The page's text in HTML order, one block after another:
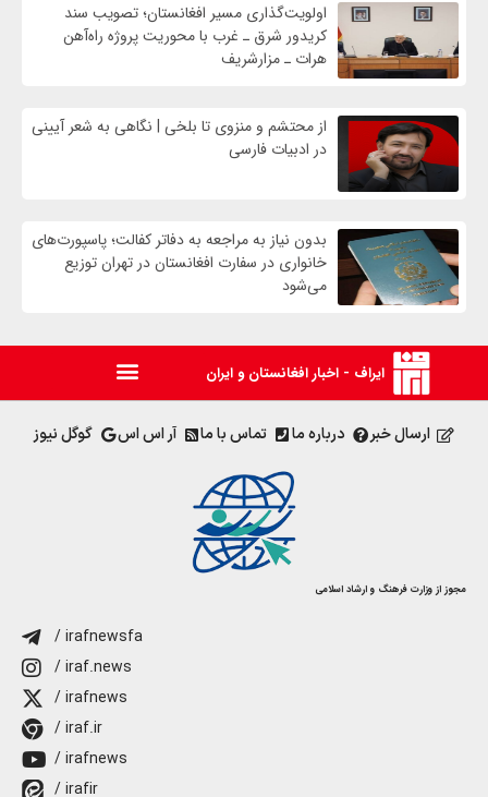
اولویت‌گذاری مسیر افغانستان؛ تصویب سند
کریدور شرق ـ غرب با محوریت پروژه راه‌آهن
هرات ـ مزارشریف
از محتشم و منزوی تا بلخی | نگاهی به شعر آیینی
در ادبیات فارسی
بدون نیاز به مراجعه به دفاتر کفالت؛ پاسپورت‌های
خانواری در سفارت افغانستان در تهران توزیع
می‌شود
ایراف - اخبار افغانستان و ایران
ارسال خبر درباره ما تماس با ما آر اس اس گوگل نیوز
مجوز از وزارت فرهنگ و ارشاد اسلامی
/ irafnewsfa
/ iraf.news
/ irafnews
/ iraf.ir
/ irafnews
/ irafir